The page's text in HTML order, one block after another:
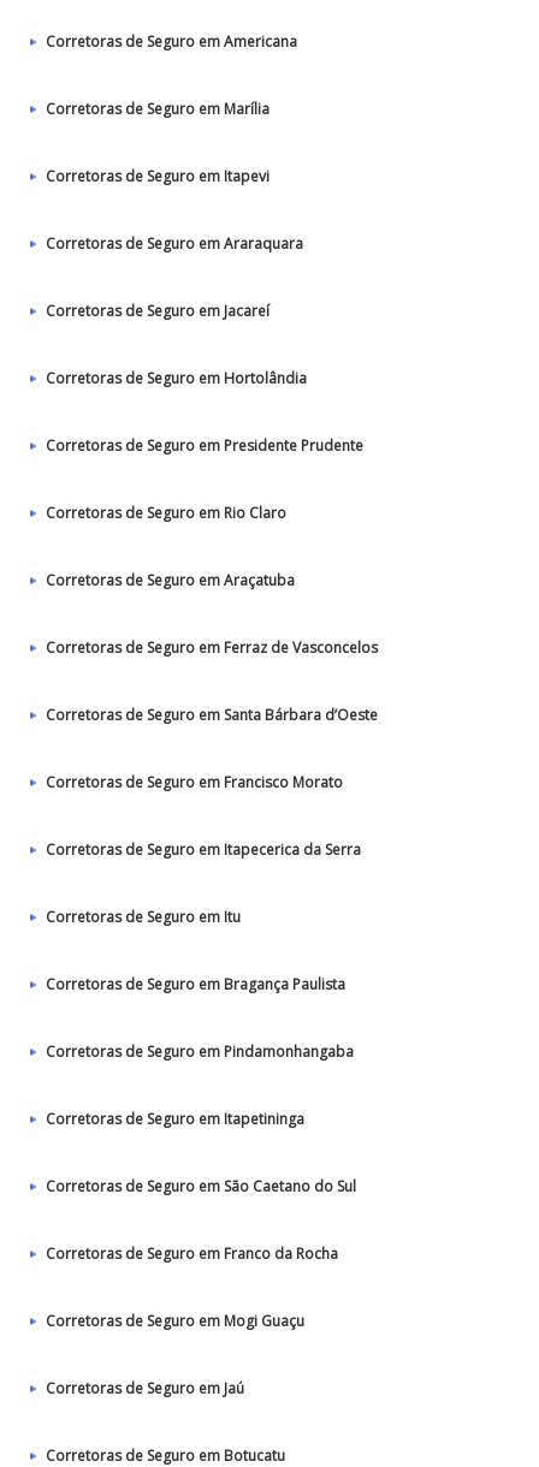
Corretoras de Seguro em Americana
Corretoras de Seguro em Marília
Corretoras de Seguro em Itapevi
Corretoras de Seguro em Araraquara
Corretoras de Seguro em Jacareí
Corretoras de Seguro em Hortolândia
Corretoras de Seguro em Presidente Prudente
Corretoras de Seguro em Rio Claro
Corretoras de Seguro em Araçatuba
Corretoras de Seguro em Ferraz de Vasconcelos
Corretoras de Seguro em Santa Bárbara d’Oeste
Corretoras de Seguro em Francisco Morato
Corretoras de Seguro em Itapecerica da Serra
Corretoras de Seguro em Itu
Corretoras de Seguro em Bragança Paulista
Corretoras de Seguro em Pindamonhangaba
Corretoras de Seguro em Itapetininga
Corretoras de Seguro em São Caetano do Sul
Corretoras de Seguro em Franco da Rocha
Corretoras de Seguro em Mogi Guaçu
Corretoras de Seguro em Jaú
Corretoras de Seguro em Botucatu